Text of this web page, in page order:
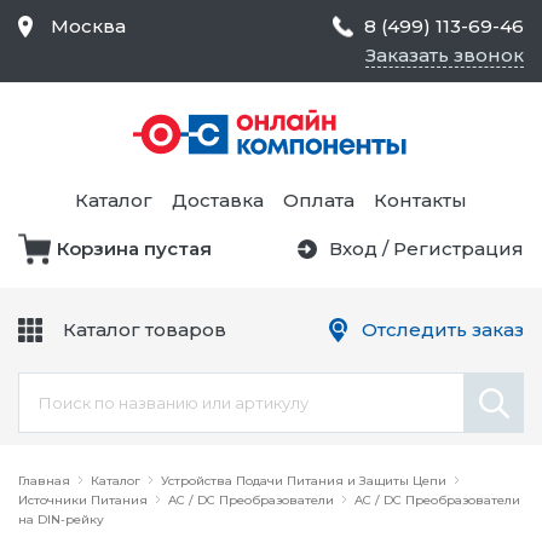
Главная Каталог
Устройства Подачи Питания и Защиты Цепи
Источники Питания
AC / DC Преобразователи
AC / DC Преобразователи
на DIN-рейку
Москва
8 (499) 113-69-46
Заказать звонок
Каталог Доставка Оплата Контакты
Корзина пустая Вход / Регистрация
Каталог товаров
Средства Контроля
Статического
Электричества и
Безопасности,
Товары для Чистых
Цепи
Оборудование
Отследить заказ